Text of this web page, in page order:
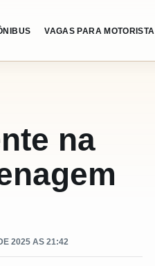
VAGAS PARA MOTORISTA
na
2025 AS 21:42